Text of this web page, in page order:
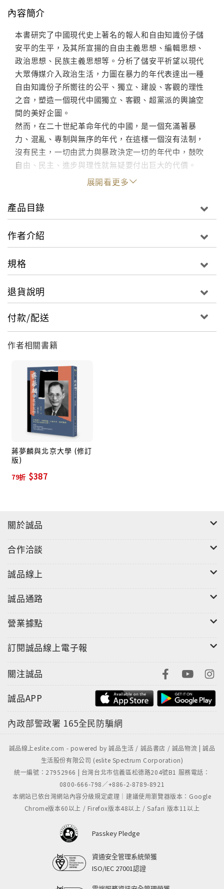
內容簡介
本書研究了中國現代史上著名的報人和自由知識份子儲
安平的生平，及其所宣揚的自由主義思想、編輯思想、
政治思想、民族主義思想等。分析了儲安平祈望以現代
大眾傳媒介入政治生活，力圖在暴力的年代表達出一種
自由知識份子所嚮往的公平、獨立、建設、客觀的理性
之音，塑造一個現代中國獨立、客觀、超黨派的輿論空
間的美好企圖。
然而，在二十世紀革命年代的中國，是一個充滿著暴
力、混亂、專制與無序的年代，在這樣一個沒有法制，
沒有民主，一切由武力與暴政決定一切的年代中，鼓吹
自由、民主、進步與理性就無疑要付出巨大的代價。
展開看更多
產品目錄
作者介紹
規格
退貨說明
付款/配送
作者相關書籍
蔣夢麟與北京大學 (修訂
版)
79折 $387
關於誠品
合作洽談
誠品線上
誠品通路
營業據點
訂閱誠品線上電子報
關注誠品
誠品APP
內政部警政署 165全民防騙網
誠品線上eslite.com - powered by 誠品生活 / 誠品書店 / 誠品物流 | 誠品
生活股份有限公司 (eslite Spectrum Corporation)
統一編號：27952966 | 台灣台北市信義區松德路204號B1 服務電話：
0800-666-798／+886-2-8789-8921
本網站已依台灣網站內容分級規定處理｜建議使用瀏覽器版本：Google
Chrome版本60以上 / Firefox版本48以上 / Safari 版本11以上
Passkey Pledge
資通安全管理系統榮獲
ISO/IEC 27001認證